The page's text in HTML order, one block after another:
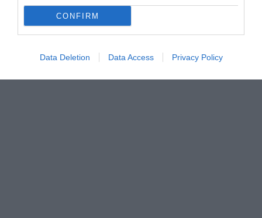
CONFIRM
Data Deletion Data Access Privacy Policy